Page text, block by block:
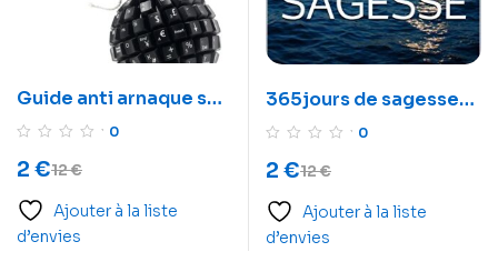
Guide anti arnaque sur
internet
0
12€
2 €
Ajouter à la liste
d’envies
365jours de sagesse-
365 pensées
0
12€
2 €
Ajouter à la liste
d’envies